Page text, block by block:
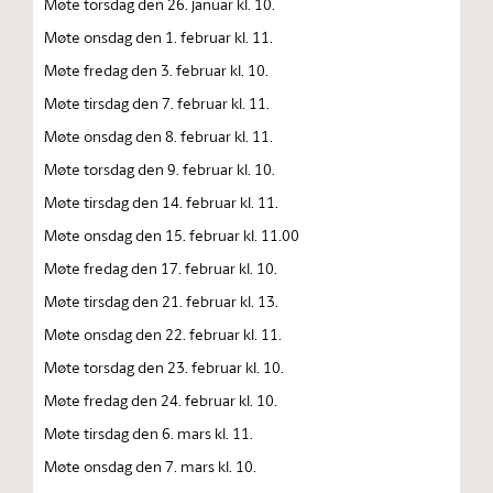
Møte onsdag den 1. februar kl. 11.
Møte fredag den 3. februar kl. 10.
Møte tirsdag den 7. februar kl. 11.
Møte onsdag den 8. februar kl. 11.
Møte torsdag den 9. februar kl. 10.
Møte tirsdag den 14. februar kl. 11.
Møte onsdag den 15. februar kl. 11.00
Møte fredag den 17. februar kl. 10.
Møte tirsdag den 21. februar kl. 13.
Møte onsdag den 22. februar kl. 11.
Møte torsdag den 23. februar kl. 10.
Møte fredag den 24. februar kl. 10.
Møte tirsdag den 6. mars kl. 11.
Møte onsdag den 7. mars kl. 10.